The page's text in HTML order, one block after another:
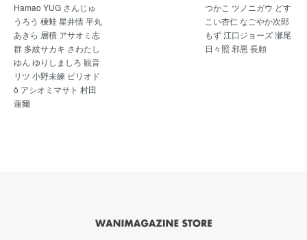
Hamao YUG さんじゅ
うろう 楝蛙 星井情 平丸
あきら 層積 アサオミ志
群 多紋サカキ さわたし
ゆん ゆりしましろ 観音
リツ 小野未練 ピリオド
ö アシオミマサト 村田
蓮爾
つかこ ツノニガウ どす
こい杏仁 なごやか次郎
もず 江口ジョーズ 瀬尾
日々照 邪悪 長頼